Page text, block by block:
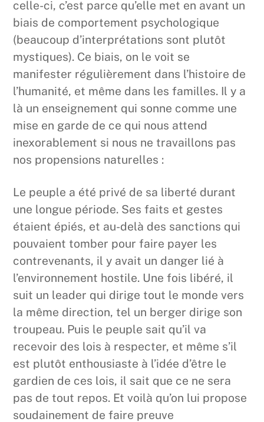
celle-ci, c’est parce qu’elle met en avant un
biais de comportement psychologique
(beaucoup d’interprétations sont plutôt
mystiques). Ce biais, on le voit se
manifester régulièrement dans l’histoire de
l’humanité, et même dans les familles. Il y a
là un enseignement qui sonne comme une
mise en garde de ce qui nous attend
inexorablement si nous ne travaillons pas
nos propensions naturelles :
Le peuple a été privé de sa liberté durant
une longue période. Ses faits et gestes
étaient épiés, et au-delà des sanctions qui
pouvaient tomber pour faire payer les
contrevenants, il y avait un danger lié à
l’environnement hostile. Une fois libéré, il
suit un leader qui dirige tout le monde vers
la même direction, tel un berger dirige son
troupeau. Puis le peuple sait qu’il va
recevoir des lois à respecter, et même s’il
est plutôt enthousiaste à l’idée d’être le
gardien de ces lois, il sait que ce ne sera
pas de tout repos. Et voilà qu’on lui propose
soudainement de faire preuve